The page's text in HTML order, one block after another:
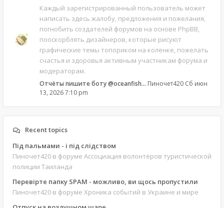
Каждый зарегистрированный пользователь может
написать здесь жалобу, предложения и пожелания,
погнобить создателей форумов на основе PhpBB,
пооскорблять дизайнеров, которые рисуют
графические темы топориком на коленке, пожелать
счастья и здоровья активным участникам форума и
модераторам.
Отчёты пишите боту @oceanfish… Пиночет420 Сб июн
13, 2026 7:10 pm
Recent topics
Під пальмами - і під слідством
Пиночет420 в форуме Ассоциация волонтёров туристической
полиции Таиланда
Перевірте папку SPAM - можливо, ви щось пропустили
Пиночет420 в форуме Хроника событий в Украине и мире